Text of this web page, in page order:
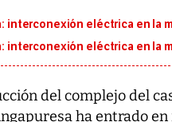
interconexión eléctrica en la
interconexión eléctrica en la
del complejo del
ha entrado
candidatura...